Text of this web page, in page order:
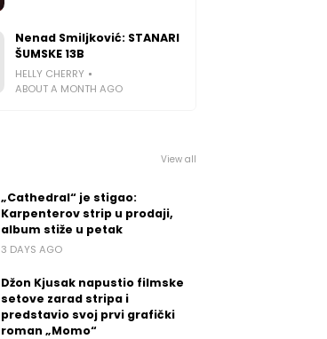
Nenad Smiljković: STANARI
ŠUMSKE 13B
HELLY CHERRY
ABOUT A MONTH AGO
View all
„Cathedral“ je stigao:
Karpenterov strip u prodaji,
album stiže u petak
3 DAYS AGO
Džon Kjusak napustio filmske
setove zarad stripa i
predstavio svoj prvi grafički
roman „Momo“